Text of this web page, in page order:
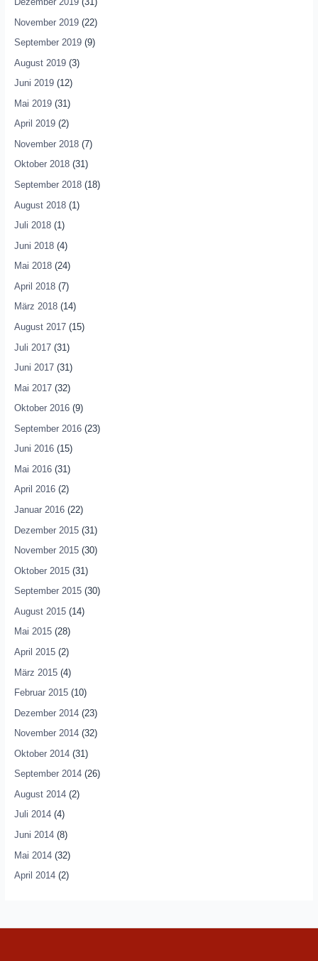
November 2019(22)
September 2019(9)
August 2019(3)
Juni 2019(12)
Mai 2019(31)
April 2019(2)
November 2018(7)
Oktober 2018(31)
September 2018(18)
August 2018(1)
Juli 2018(1)
Juni 2018(4)
Mai 2018(24)
April 2018(7)
März 2018(14)
August 2017(15)
Juli 2017(31)
Juni 2017(31)
Mai 2017(32)
Oktober 2016(9)
September 2016(23)
Juni 2016(15)
Mai 2016(31)
April 2016(2)
Januar 2016(22)
Dezember 2015(31)
November 2015(30)
Oktober 2015(31)
September 2015(30)
August 2015(14)
Mai 2015(28)
April 2015(2)
März 2015(4)
Februar 2015(10)
Dezember 2014(23)
November 2014(32)
Oktober 2014(31)
September 2014(26)
August 2014(2)
Juli 2014(4)
Juni 2014(8)
Mai 2014(32)
April 2014(2)